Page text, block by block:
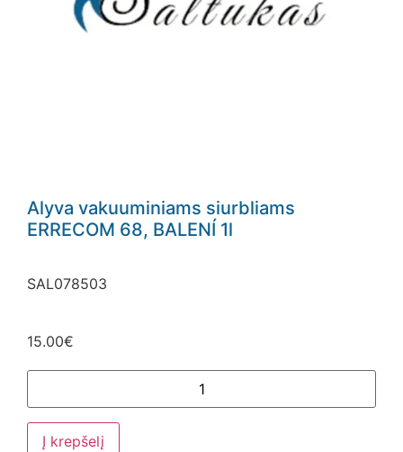
Alyva vakuuminiams siurbliams
ERRECOM 68, BALENÍ 1l
SAL078503
15.00€
Į krepšelį